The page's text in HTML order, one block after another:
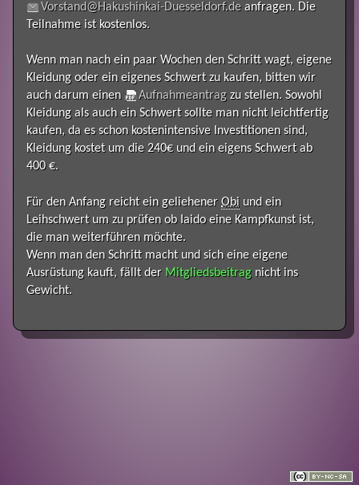
Vorstand@Hakushinkai-Duesseldorf.deanfragen. Die
Teilnahme ist kostenlos.
Wenn man nach ein paar Wochen den Schritt wagt, eigene
Kleidung oder ein eigenes Schwert zu kaufen, bitten wir
auch darum einen
Aufnahmeantrag zu stellen. Sowohl
Kleidung als auch ein Schwert sollte man nicht leichtfertig
kaufen, da es schon kostenintensive Investitionen sind,
Kleidung kostet um die 240€ und ein eigens Schwert ab
400 €.
Für den Anfang reicht ein geliehener Obi und ein
Leihschwert um zu prüfen ob Iaido eine Kampfkunst ist,
die man weiterführen möchte.
Wenn man den Schritt macht und sich eine eigene
Ausrüstung kauft, fällt der Mitgliedsbeitrag nicht ins
Gewicht.